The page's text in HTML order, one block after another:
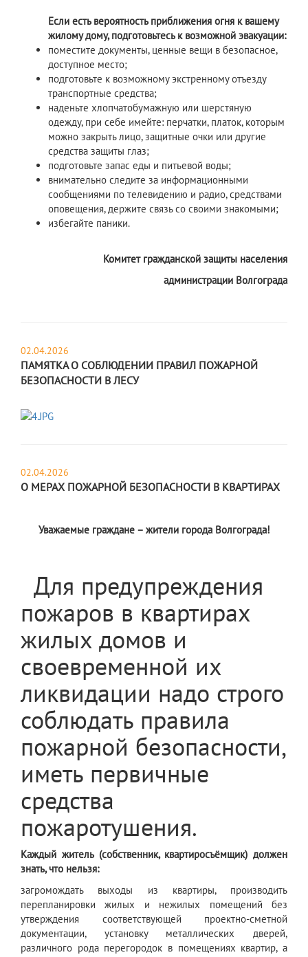
Если есть вероятность приближения огня к вашему
жилому дому, подготовьтесь к возможной эвакуации:
поместите документы, ценные вещи в безопасное,
доступное место;
подготовьте к возможному экстренному отъезду
транспортные средства;
наденьте хлопчатобумажную или шерстяную
одежду, при себе имейте: перчатки, платок, которым
можно закрыть лицо, защитные очки или другие
средства защиты глаз;
подготовьте запас еды и питьевой воды;
внимательно следите за информационными
сообщениями по телевидению и радио, средствами
оповещения, держите связь со своими знакомыми;
избегайте паники.
Комитет гражданской защиты населения
администрации Волгограда
02.04.2026
ПАМЯТКА О СОБЛЮДЕНИИ ПРАВИЛ ПОЖАРНОЙ
БЕЗОПАСНОСТИ В ЛЕСУ
02.04.2026
О МЕРАХ ПОЖАРНОЙ БЕЗОПАСНОСТИ В КВАРТИРАХ
Уважаемые граждане – жители города Волгограда!
Для предупреждения
пожаров в квартирах
жилых домов и
своевременной их
ликвидации надо строго
соблюдать правила
пожарной безопасности,
иметь первичные
средства
пожаротушения.
Каждый житель (собственник, квартиросъёмщик) должен
знать, что нельзя:
загромождать выходы из квартиры, производить
перепланировки жилых и нежилых помещений без
утверждения соответствующей проектно-сметной
документации, установку металлических дверей,
различного рода перегородок в помещениях квартир, а